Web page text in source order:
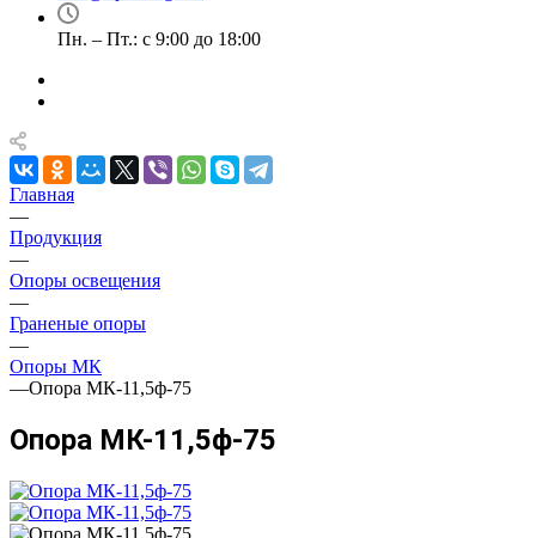
Пн. – Пт.: с 9:00 до 18:00
Главная
—
Продукция
—
Опоры освещения
—
Граненые опоры
—
Опоры МК
—Опора МК-11,5ф-75
Опора МК-11,5ф-75